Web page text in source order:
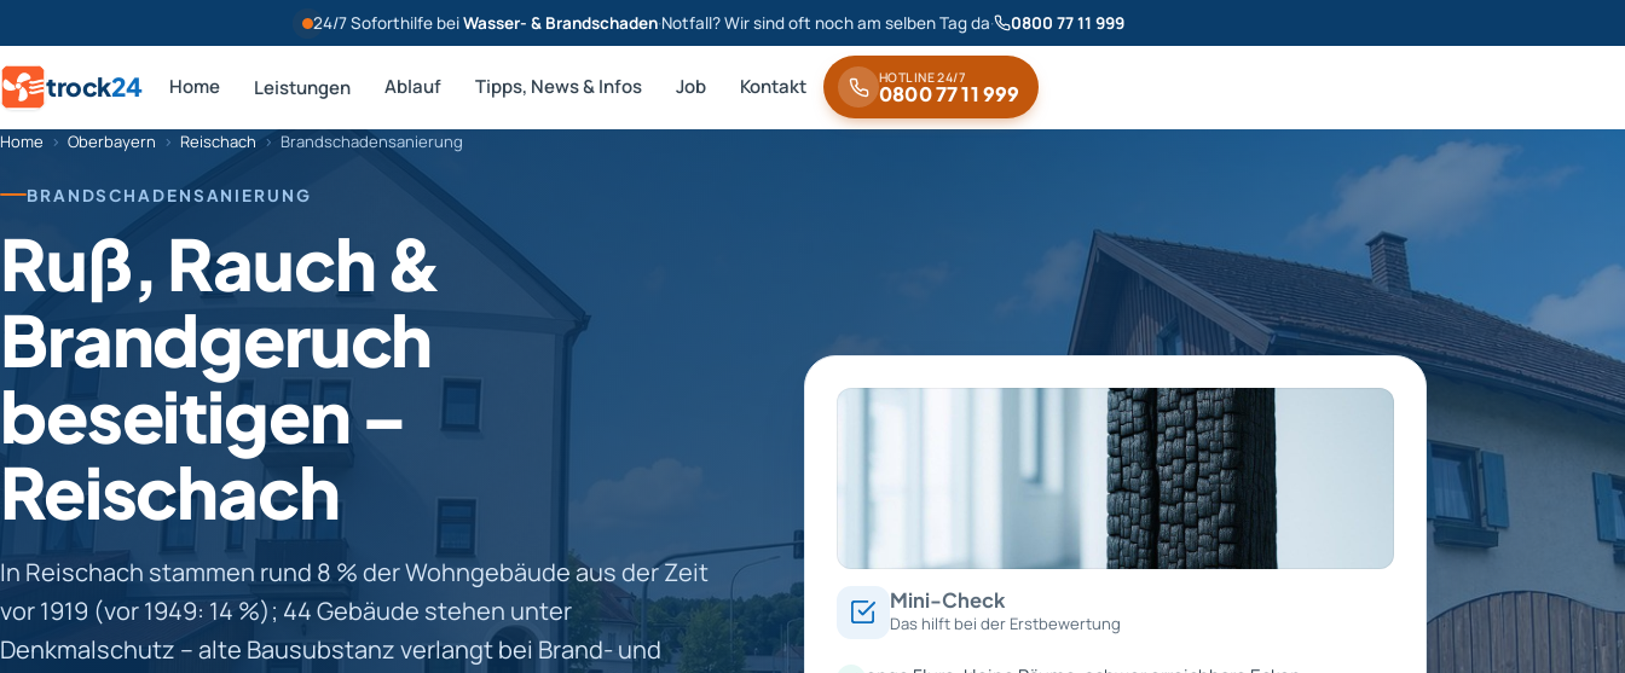
24/7 Soforthilfe beiWasser- & Brandschaden·Notfall? Wir sind oft noch am selben Tag da· 0800 77 11 999
trock24 Home Leistungen Ablauf Tipps, News & Infos Job Kontakt HOTLINE 24/7
0800 77 11 999
Home › Oberbayern › Reischach › Brandschadensanierung
BRANDSCHADENSANIERUNG
Ruß, Rauch &
Brandgeruch
beseitigen –
Reischach
In Reischach stammen rund 8 % der Wohngebäude aus der Zeit
vor 1919 (vor 1949: 14 %); 44 Gebäude stehen unter
Denkmalschutz – alte Bausubstanz verlangt bei Brand- und
Mini-Check
Das hilft bei der Erstbewertung